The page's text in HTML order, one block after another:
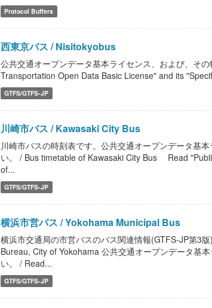
Protocol Buffers
西東京バス / Nisitokyobus
公共交通オープンデータ基本ライセンス、および、そ
Transportation Open Data Basic License" and its
GTFS/GTFS-JP
川崎市バス / Kawasaki City Bus
川崎市バスの時刻表です。公共交通オープンデータ基
い。 / Bus timetable of Kawasaki City Bus Read
of...
GTFS/GTFS-JP
横浜市営バス / Yokohama Municipal Bus
横浜市交通局の市営バスのバス関連情報(GTFS-JP第3
Bureau, City of Yokohama 公共交通オープンデータ基
い。 / Read...
GTFS/GTFS-JP